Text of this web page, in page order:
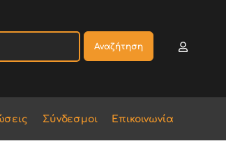
Αναζήτηση
Σύνδεσμοι Επικοινωνία